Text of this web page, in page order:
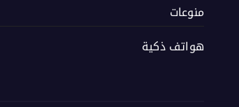
منوعات
هواتف ذكية